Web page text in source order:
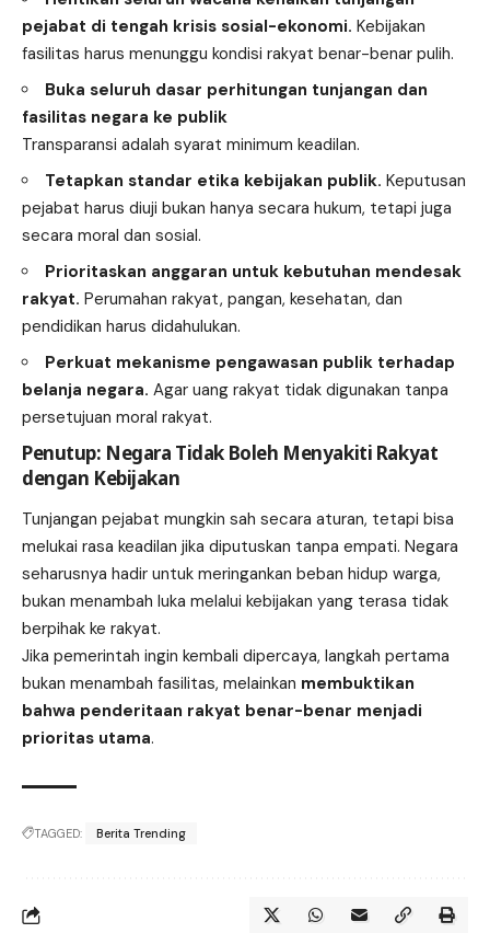
pejabat di tengah krisis sosial-ekonomi. Kebijakan
fasilitas harus menunggu kondisi rakyat benar-benar pulih.
Buka seluruh dasar perhitungan tunjangan dan
fasilitas negara ke publik
Transparansi adalah syarat minimum keadilan.
Tetapkan standar etika kebijakan publik. Keputusan
pejabat harus diuji bukan hanya secara hukum, tetapi juga
secara moral dan sosial.
Prioritaskan anggaran untuk kebutuhan mendesak
rakyat. Perumahan rakyat, pangan, kesehatan, dan
pendidikan harus didahulukan.
Perkuat mekanisme pengawasan publik terhadap
belanja negara. Agar uang rakyat tidak digunakan tanpa
persetujuan moral rakyat.
Penutup: Negara Tidak Boleh Menyakiti Rakyat
dengan Kebijakan
Tunjangan pejabat mungkin sah secara aturan, tetapi bisa
melukai rasa keadilan jika diputuskan tanpa empati. Negara
seharusnya hadir untuk meringankan beban hidup warga,
bukan menambah luka melalui kebijakan yang terasa tidak
berpihak ke rakyat.
Jika pemerintah ingin kembali dipercaya, langkah pertama
bukan menambah fasilitas, melainkan membuktikan
bahwa penderitaan rakyat benar-benar menjadi
prioritas utama.
TAGGED: Berita Trending